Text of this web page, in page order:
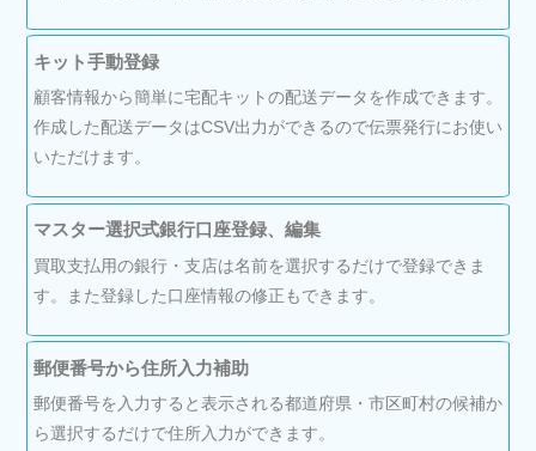
キット手動登録
顧客情報から簡単に宅配キットの配送データを作成できます。
作成した配送データはCSV出力ができるので伝票発行にお使い
いただけます。
マスター選択式銀行口座登録、編集
買取支払用の銀行・支店は名前を選択するだけで登録できま
す。また登録した口座情報の修正もできます。
郵便番号から住所入力補助
郵便番号を入力すると表示される都道府県・市区町村の候補か
ら選択するだけで住所入力ができます。